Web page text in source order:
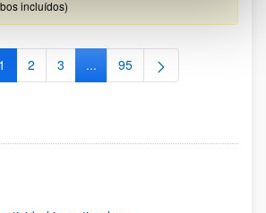
incluídos)
Página
1 Página
2 Página
3 ...Páginas intermedias Use TAB
Página
95